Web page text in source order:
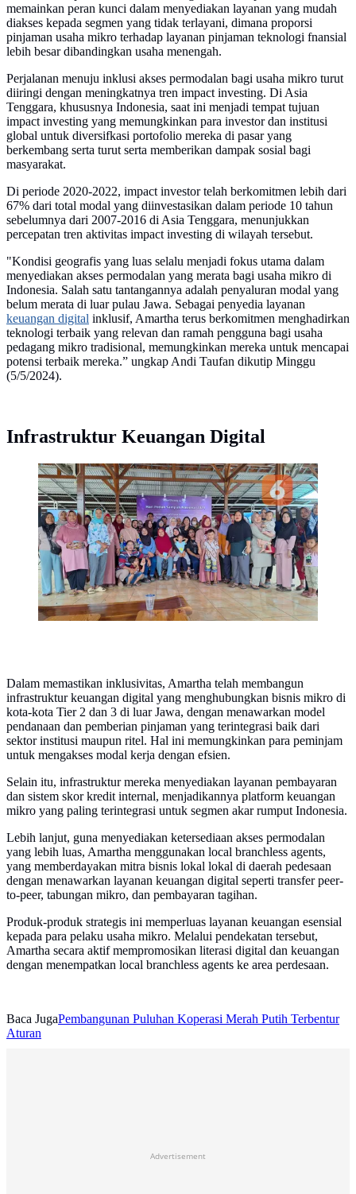
memainkan peran kunci dalam menyediakan layanan yang mudah
diakses kepada segmen yang tidak terlayani, dimana proporsi
pinjaman usaha mikro terhadap layanan pinjaman teknologi fnansial
lebih besar dibandingkan usaha menengah.
Perjalanan menuju inklusi akses permodalan bagi usaha mikro turut
diiringi dengan meningkatnya tren impact investing. Di Asia
Tenggara, khususnya Indonesia, saat ini menjadi tempat tujuan
impact investing yang memungkinkan para investor dan institusi
global untuk diversifkasi portofolio mereka di pasar yang
berkembang serta turut serta memberikan dampak sosial bagi
masyarakat.
Di periode 2020-2022, impact investor telah berkomitmen lebih dari
67% dari total modal yang diinvestasikan dalam periode 10 tahun
sebelumnya dari 2007-2016 di Asia Tenggara, menunjukkan
percepatan tren aktivitas impact investing di wilayah tersebut.
"Kondisi geografis yang luas selalu menjadi fokus utama dalam
menyediakan akses permodalan yang merata bagi usaha mikro di
Indonesia. Salah satu tantangannya adalah penyaluran modal yang
belum merata di luar pulau Jawa. Sebagai penyedia layanan
keuangan digital inklusif, Amartha terus berkomitmen menghadirkan
teknologi terbaik yang relevan dan ramah pengguna bagi usaha
pedagang mikro tradisional, memungkinkan mereka untuk mencapai
potensi terbaik mereka.” ungkap Andi Taufan dikutip Minggu
(5/5/2024).
Infrastruktur Keuangan Digital
Masyarakat Teluk Naga Tangerang yang mengikuti
sosialisasi pengelolaan sampah dari Amartha. (Foto:
Liputan6/Ditha Kirani)
Dalam memastikan inklusivitas, Amartha telah membangun
infrastruktur keuangan digital yang menghubungkan bisnis mikro di
kota-kota Tier 2 dan 3 di luar Jawa, dengan menawarkan model
pendanaan dan pemberian pinjaman yang terintegrasi baik dari
sektor institusi maupun ritel. Hal ini memungkinkan para peminjam
untuk mengakses modal kerja dengan efsien.
Selain itu, infrastruktur mereka menyediakan layanan pembayaran
dan sistem skor kredit internal, menjadikannya platform keuangan
mikro yang paling terintegrasi untuk segmen akar rumput Indonesia.
Lebih lanjut, guna menyediakan ketersediaan akses permodalan
yang lebih luas, Amartha menggunakan local branchless agents,
yang memberdayakan mitra bisnis lokal lokal di daerah pedesaan
dengan menawarkan layanan keuangan digital seperti transfer peer-
to-peer, tabungan mikro, dan pembayaran tagihan.
Produk-produk strategis ini memperluas layanan keuangan esensial
kepada para pelaku usaha mikro. Melalui pendekatan tersebut,
Amartha secara aktif mempromosikan literasi digital dan keuangan
dengan menempatkan local branchless agents ke area perdesaan.
Baca JugaPembangunan Puluhan Koperasi Merah Putih Terbentur
Aturan
Advertisement